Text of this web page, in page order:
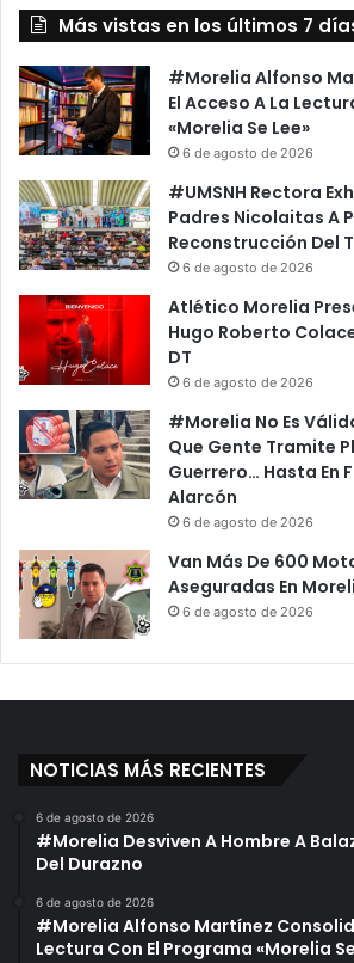
Más vistas en los últimos 7
#Morelia Alfonso
El Acceso A La
«Morelia Se Lee»
6 de agosto de 2026
#UMSNH Rectora
Padres Nicolaitas A
Reconstrucción Del
6 de agosto de 2026
Atlético Morelia
Hugo Roberto
DT
6 de agosto de 2026
#Morelia No Es
Que Gente Tramite
Guerrero… Hasta En
Alarcón
6 de agosto de 2026
Van Más De 600
Aseguradas En
6 de agosto de 2026
NOTICIAS MÁS RECIENTES
6 de agosto de 2026
#Morelia Desviven A Hombre A
Del Durazno
6 de agosto de 2026
#Morelia Alfonso Martínez
Lectura Con El Programa «Morelia